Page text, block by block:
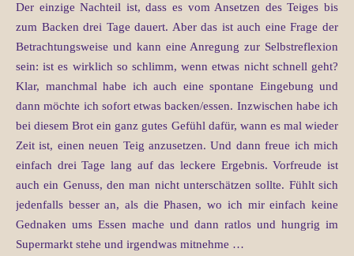
Der einzige Nachteil ist, dass es vom Ansetzen des Teiges bis
zum Backen drei Tage dauert. Aber das ist auch eine Frage der
Betrachtungsweise und kann eine Anregung zur Selbstreflexion
sein: ist es wirklich so schlimm, wenn etwas nicht schnell geht?
Klar, manchmal habe ich auch eine spontane Eingebung und
dann möchte ich sofort etwas backen/essen. Inzwischen habe ich
bei diesem Brot ein ganz gutes Gefühl dafür, wann es mal wieder
Zeit ist, einen neuen Teig anzusetzen. Und dann freue ich mich
einfach drei Tage lang auf das leckere Ergebnis. Vorfreude ist
auch ein Genuss, den man nicht unterschätzen sollte. Fühlt sich
jedenfalls besser an, als die Phasen, wo ich mir einfach keine
Gednaken ums Essen mache und dann ratlos und hungrig im
Supermarkt stehe und irgendwas mitnehme …